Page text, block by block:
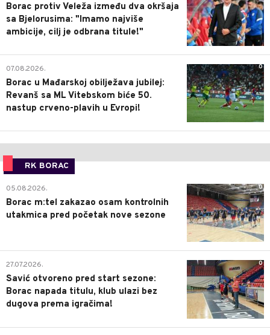
Borac protiv Veleža između dva okršaja
sa Bjelorusima: "Imamo najviše
ambicije, cilj je odbrana titule!"
0
07.08.2026.
Borac u Mađarskoj obilježava jubilej:
Revanš sa ML Vitebskom biće 50.
nastup crveno-plavih u Evropi!
RK BORAC
0
05.08.2026.
Borac m:tel zakazao osam kontrolnih
utakmica pred početak nove sezone
0
27.07.2026.
Savić otvoreno pred start sezone:
Borac napada titulu, klub ulazi bez
dugova prema igračima!